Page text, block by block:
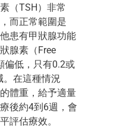
（TSH）非常
而正常範圍是
患有甲狀腺功能
腺素（Free
偏低，只有0.2或
。在這種情況
體重，給予適量
後約4到6週，會
評估療效。